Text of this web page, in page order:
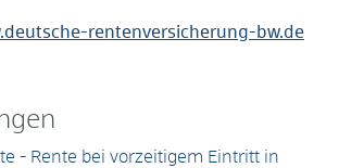
rentenversicherung-bw.de
- Rente bei vorzeitigem Eintritt in